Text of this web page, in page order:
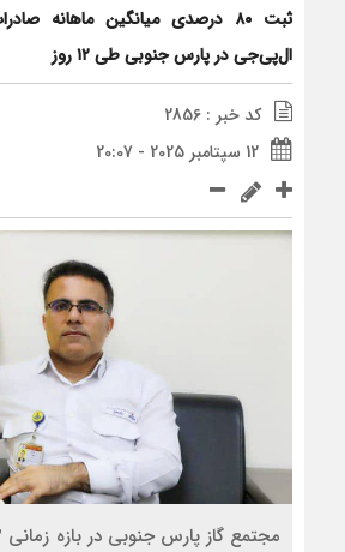
ثبت ۸۰ درصدی میانگین ماهانه
ال‌پی‌جی در پارس جنوبی طی ۱۲ روز
کد خبر : 2856
12 سپتامبر 2025 - 20:07